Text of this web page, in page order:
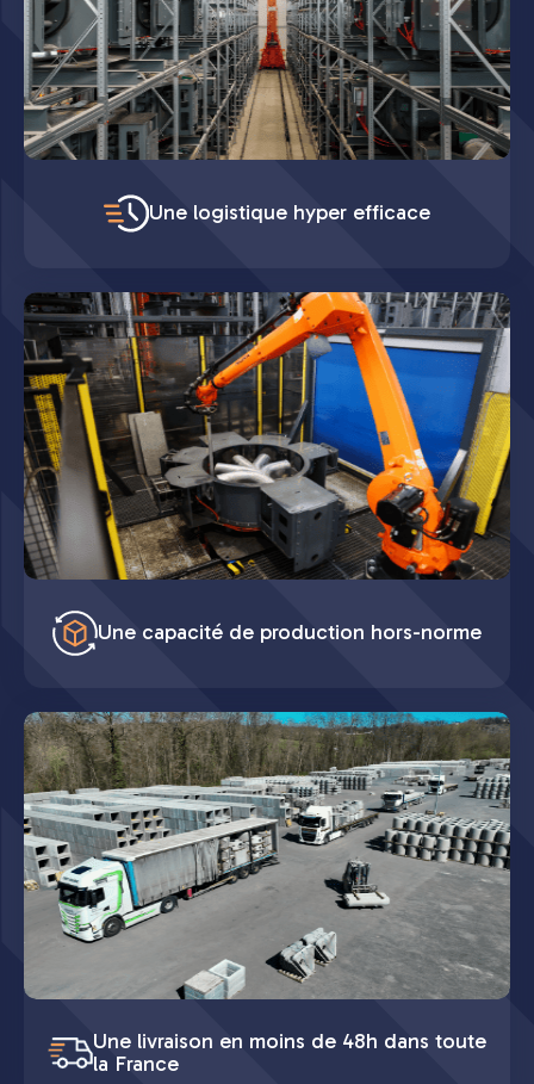
Une logistique hyper efficace
Une capacité de production hors-norme
Une livraison en moins de 48h dans toute
la France